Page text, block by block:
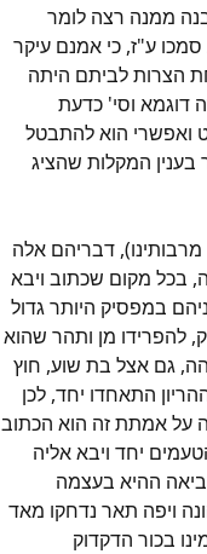
ממנה רצה לומר
ע"ז, כי אמנם עיקר
הצרות לביתם היתה
דוגמא וסי' כדעת
ואפשרי הוא להתבטל
בענין המקלות שהציג
דבריהם אלה
בכל מקום שכתוב ויבא
במפסיק היותר גדול
להפרידו מן ותהר שהוא
גם אצל בת שוע, חוץ
התאחדו יחד, לכן
על אמתת זה הוא הכתוב
יחד ויבא אליה
ההיא בעצמה
ויפה תאר נדחקו מאד
בכור הדקדוק